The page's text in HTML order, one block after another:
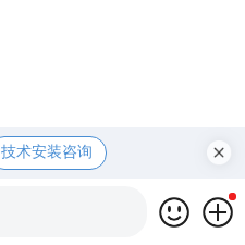
技术安装咨询